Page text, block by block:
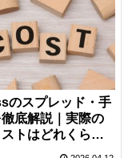
のスプレッド・手
底解説｜実際の
トはどれくらい